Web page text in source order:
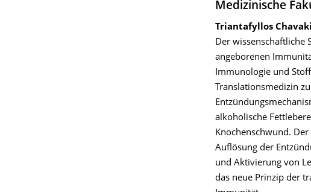
Medizinische
Triantafyllos
Der wissenschaftliche
angeborenen
Immunologie und
Translationsmedizin
alkoholische
Knochenschwund.
Auflösung der
und Aktivierung von
das neue Prinzip der